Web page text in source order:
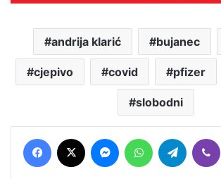
andrija klarić bujanec
cjepivo covid pfizer
slobodni
Facebook MessengerWhatsAppTelegram